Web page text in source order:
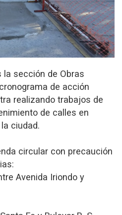
la sección de Obras
de acción
realizando trabajos de
de calles en
ciudad.
circular con precaución
Avenida Iriondo y